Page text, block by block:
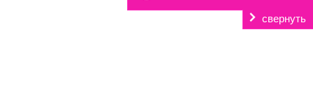
свернуть